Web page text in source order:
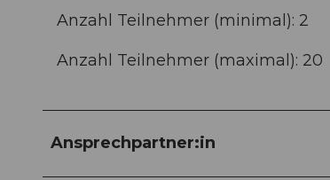
Anzahl Teilnehmer (minimal): 2
Anzahl Teilnehmer (maximal): 20
Ansprechpartner:in